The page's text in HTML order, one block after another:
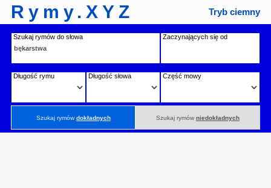
Rymy.XYZ Tryb ciemny
Szukaj rymów do słowa Zaczynających się od
Długość rymu Długość słowa Część mowy
Szukaj rymówdokładnych Szukaj rymów niedokładnych